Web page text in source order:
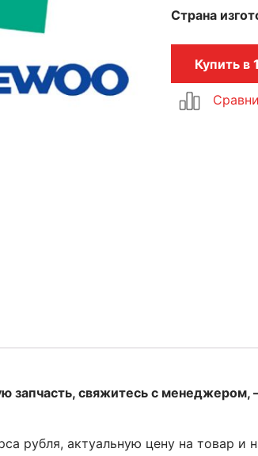
Страна
Купить в
запчасть, свяжитесь с
рубля, актуальную цену на товар и